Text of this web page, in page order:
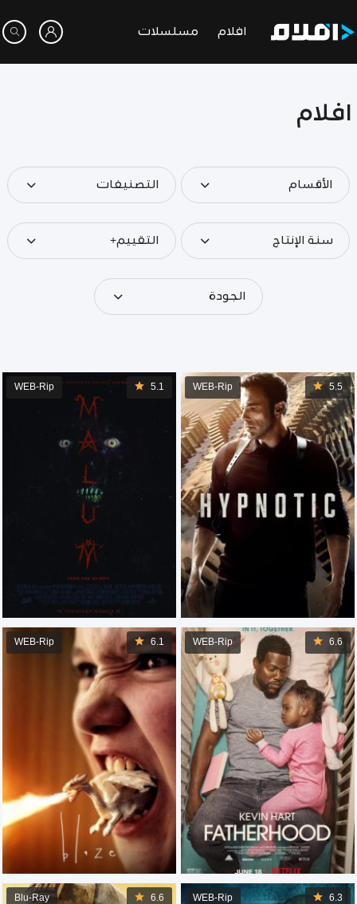
افلام مسلسلات
افلام
الأقسام التصنيفات
سنة الإنتاج التقييم+
الجودة
5.5
WEB-Rip
5.1
WEB-Rip
6.6
WEB-Rip
6.1
WEB-Rip
6.3
WEB-Rip
6.6
Blu-Ray